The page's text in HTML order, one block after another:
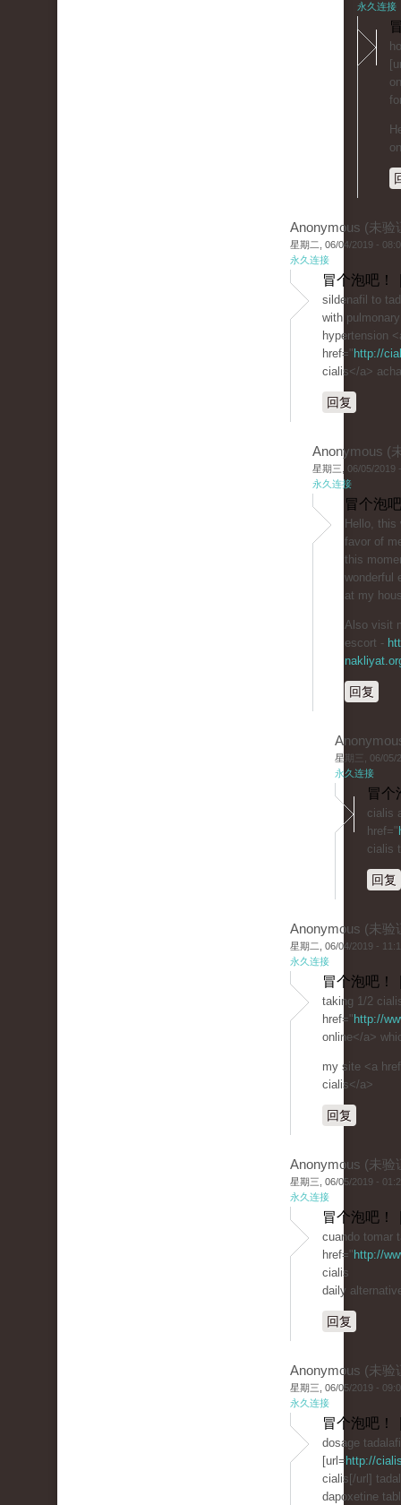
永久连接
Anonymous (未验
星期二, 06/04/2019 -
永久连接
冒个泡吧！
sildenafil to
with
hypertension
href=" http://
cialis</a>
回复
Anonymous (
星期三, 06/05/2019
永久连接
冒个泡
Hello, this
favor of
this
wonderful
at my
Also visit
escort -
回复
星期三, 06/05/
永久连接
冒个
cialis
href="
cialis
回复
Anonymous (未验
星期二, 06/04/2019 -
永久连接
冒个泡吧！
taking 1/2
href=" http://
online</a>
my site <a
cialis</a>
回复
Anonymous (未验
星期三, 06/05/2019 -
永久连接
冒个泡吧！
cuando tomar
href=" http://
cialis
daily
回复
Anonymous (未验
星期三, 06/05/2019 -
永久连接
冒个泡吧！
dosage
[url= http://
cialis[/url]
dapoxetine